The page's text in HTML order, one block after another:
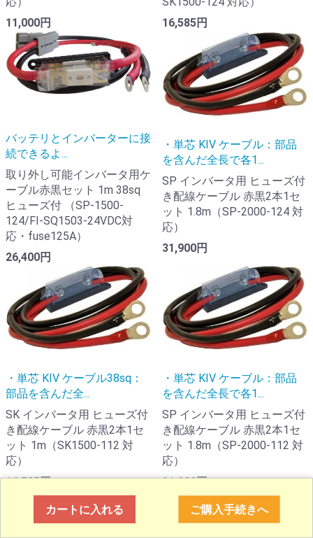
11,000円
16,585円
バッテリとインバーターに接
続できるよ...
取り外し可能インバータ用ケ
ーブル赤黒セット 1m 38sq
ヒューズ付 （SP-1500-
124/FI-SQ1503-24VDC対
応・fuse125A）
26,400円
・単芯 KIV ケーブル：部品
を含んだ全長で各1...
SP インバータ用 ヒューズ付
き配線ケーブル 赤黒2本1セ
ット 1.8m（SP-2000-124 対
応）
31,900円
・単芯 KIV ケーブル38sq：
部品を含んだ全...
SK インバータ用 ヒューズ付
き配線ケーブル 赤黒2本1セ
ット 1m（SK1500-112 対
応）
16,585円
・単芯 KIV ケーブル：部品
を含んだ全長で各1...
SP インバータ用 ヒューズ付
き配線ケーブル 赤黒2本1セ
ット 1.8m（SP-2000-112 対
応）
31,900円
カートに入れる ご購入手続きへ